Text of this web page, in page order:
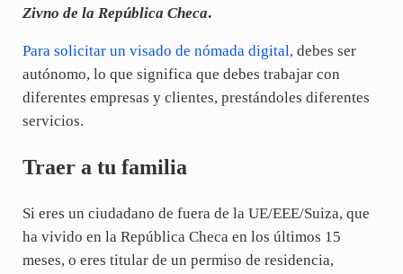
Zivno de la República Checa.
Para solicitar un visado de nómada digital, debes ser
autónomo, lo que significa que debes trabajar con
diferentes empresas y clientes, prestándoles diferentes
servicios.
Traer a tu familia
Si eres un ciudadano de fuera de la UE/EEE/Suiza, que
ha vivido en la República Checa en los últimos 15
meses, o eres titular de un permiso de residencia,